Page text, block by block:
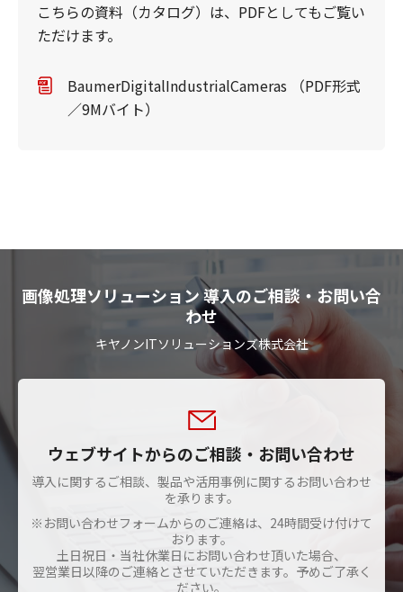
こちらの資料（カタログ）は、PDFとしてもご覧い
ただけます。
BaumerDigitalIndustrialCameras （PDF形式
／9Mバイト）
画像処理ソリューション 導入のご相談・お問い合
わせ
キヤノンITソリューションズ株式会社
ウェブサイトからのご相談・お問い合わせ
導入に関するご相談、製品や活用事例に関するお問い合わせ
を承ります。
※お問い合わせフォームからのご連絡は、24時間受け付けて
おります。
土日祝日・当社休業日にお問い合わせ頂いた場合、
翌営業日以降のご連絡とさせていただきます。予めご了承く
ださい。